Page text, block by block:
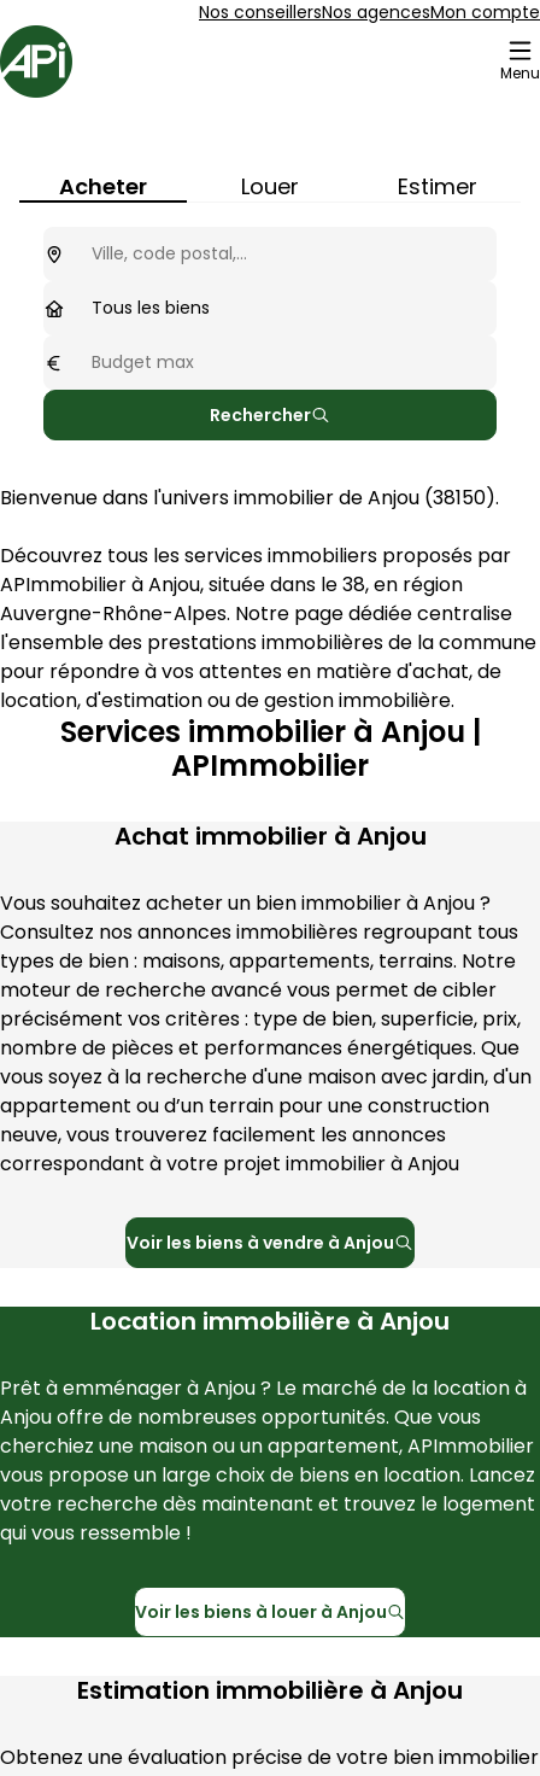
Nos conseillersNos agencesMon compte
Accueil
Menu
Acheter Louer Estimer
Tous les biens
Rechercher
Bienvenue dans l'univers immobilier de Anjou (38150).
APImmobilier à Anjou, située dans le 38
Auvergne-Rhône-Alpes. Notre page dédiée centralise
l'ensemble des prestations immobilières de la commune
pour répondre à vos attentes en matière d'achat, de
location, d'estimation ou de gestion immobilière.
Services immobilier à Anjou |
APImmobilier
Achat immobilier à Anjou
Vous souhaitez acheter un bien immobilier à Anjou ?
Consultez nos annonces immobilières regroupant tous
types de bien : maisons, appartements, terrains. Notre
moteur de recherche avancé vous permet de cibler
précisément vos critères : type de bien, superficie, prix,
nombre de pièces et performances énergétiques. Que
vous soyez à la recherche d'une maison avec jardin, d'un
appartement ou d’un terrain pour une construction
neuve, vous trouverez facilement les annonces
correspondant à votre projet immobilier à Anjou
Voir les biens à vendre àAnjou
Location immobilière à Anjou
Prêt à emménager à Anjou
Anjou offre de nombreuses opportunités. Que vous
cherchiez une maison ou un appartement, APImmobilier
vous propose un large choix de biens en location. Lancez
votre recherche dès maintenant et trouvez le logement
qui vous ressemble !
Voir les biens à louer à Anjou
Estimation immobilière à Anjou
Obtenez une évaluation précise de votre bien immobilier